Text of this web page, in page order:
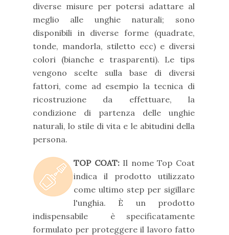
diverse misure per potersi adattare al
meglio alle unghie naturali; sono
disponibili in diverse forme (quadrate,
tonde, mandorla, stiletto ecc) e diversi
colori (bianche e trasparenti). Le tips
vengono scelte sulla base di diversi
fattori, come ad esempio la tecnica di
ricostruzione da effettuare, la
condizione di partenza delle unghie
naturali, lo stile di vita e le abitudini della
persona.
TOP COAT:Il nome Top Coat
indica il prodotto utilizzato
come ultimo step per sigillare
l'unghia. È un prodotto
indispensabile è specificatamente
formulato per proteggere il lavoro fatto